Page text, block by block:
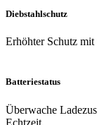
Diebstahlschutz
Erhöhter Schutz
Batteriestatus
Überwache
Echtzeit.